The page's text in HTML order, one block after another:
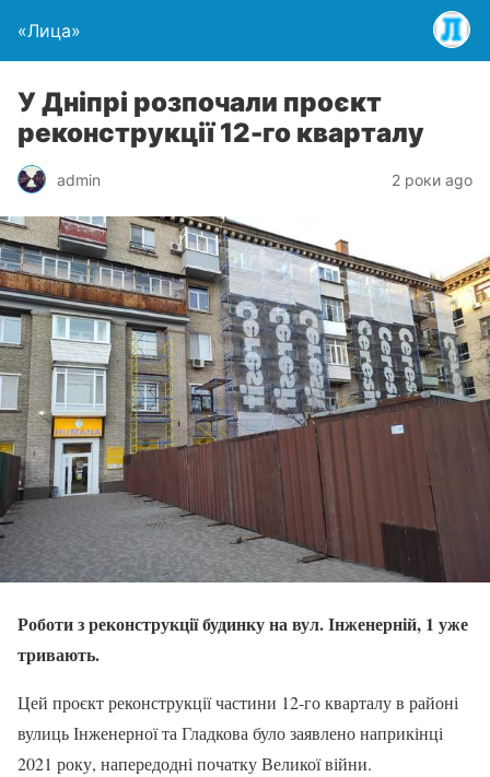
«Лица»
У Дніпрі розпочали проєкт
реконструкції 12-го кварталу
admin 2 роки ago
Роботи з реконструкції будинку на вул. Інженерній, 1 уже
тривають.
Цей проєкт реконструкції частини 12-го кварталу в районі
вулиць Інженерної та Гладкова було заявлено наприкінці
2021 року, напередодні початку Великої війни.